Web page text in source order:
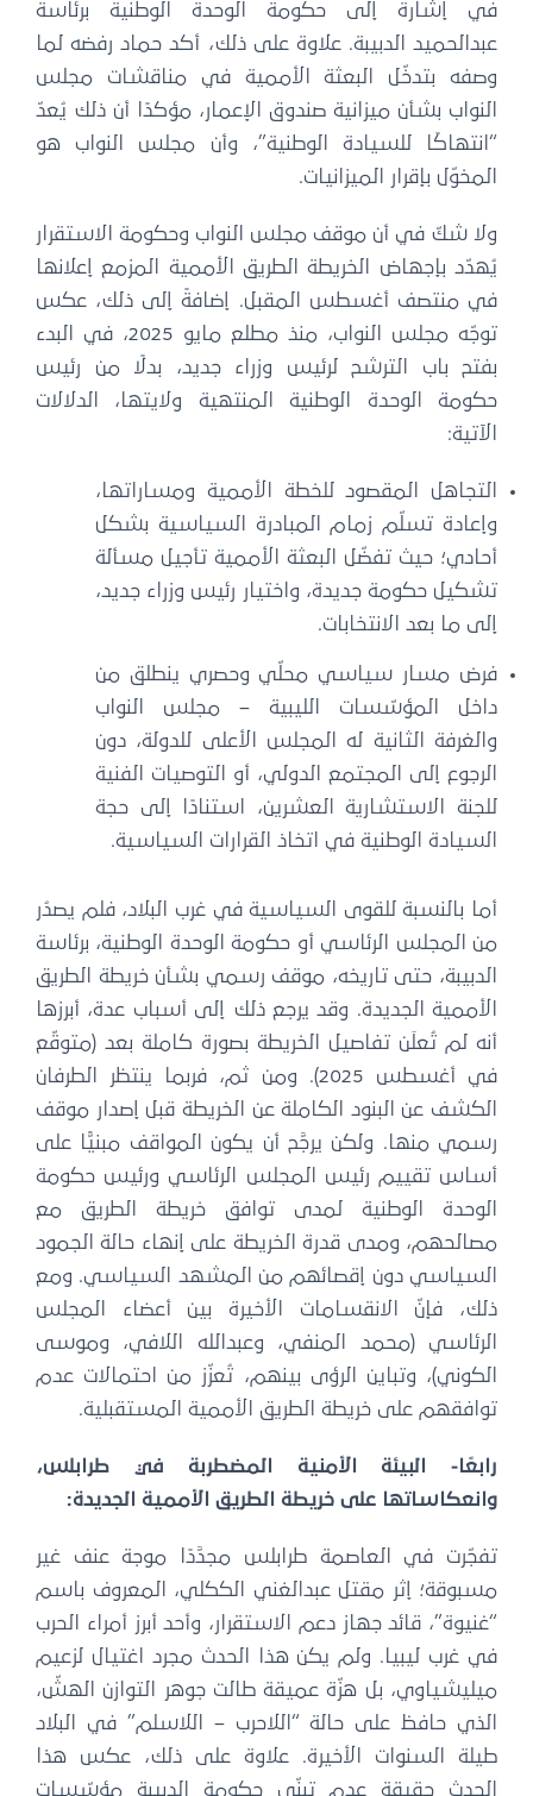
في إشارة إلى حكومة الوحدة الوطنية برئاسة
عبدالحميد الدبيبة. علاوة على ذلك، أكد حماد رفضه لما
وصفه بتدخّل البعثة الأممية في مناقشات مجلس
النواب بشأن ميزانية صندوق الإعمار، مؤكدًا أن ذلك يُعدّ
“انتهاكًا للسيادة الوطنية”، وأن مجلس النواب هو
المخوّل بإقرار الميزانيات.
ولا شكّ في أن موقف مجلس النواب وحكومة الاستقرار
يُهدّد بإجهاض الخريطة الطريق الأممية المزمع إعلانها
في منتصف أغسطس المقبل. إضافةً إلى ذلك، عكس
توجّه مجلس النواب، منذ مطلع مايو 2025، في البدء
بفتح باب الترشح لرئيس وزراء جديد، بدلًا من رئيس
حكومة الوحدة الوطنية المنتهية ولايتها، الدلالات
الآتية:
التجاهل المقصود للخطة الأممية ومساراتها،
وإعادة تسلّم زمام المبادرة السياسية بشكل
أحادي؛ حيث تفضّل البعثة الأممية تأجيل مسألة
تشكيل حكومة جديدة، واختيار رئيس وزراء جديد،
إلى ما بعد الانتخابات.
فرض مسار سياسي محلّي وحصري ينطلق من
داخل المؤسّسات الليبية – مجلس النواب
والغرفة الثانية له المجلس الأعلى للدولة، دون
الرجوع إلى المجتمع الدولي، أو التوصيات الفنية
للجنة الاستشارية العشرين، استنادًا إلى حجة
السيادة الوطنية في اتخاذ القرارات السياسية.
أما بالنسبة للقوى السياسية في غرب البلاد، فلم يصدُر
من المجلس الرئاسي أو حكومة الوحدة الوطنية، برئاسة
الدبيبة، حتى تاريخه، موقف رسمي بشأن خريطة الطريق
الأممية الجديدة. وقد يرجع ذلك إلى أسباب عدة، أبرزها
أنه لم تُعلَن تفاصيل الخريطة بصورة كاملة بعد (متوقّع
في أغسطس 2025). ومن ثم، فربما ينتظر الطرفان
الكشف عن البنود الكاملة عن الخريطة قبل إصدار موقف
رسمي منها. ولكن يرجَّح أن يكون المواقف مبنيًّا على
أساس تقييم رئيس المجلس الرئاسي ورئيس حكومة
الوحدة الوطنية لمدى توافق خريطة الطريق مع
مصالحهم، ومدى قدرة الخريطة على إنهاء حالة الجمود
السياسي دون إقصائهم من المشهد السياسي. ومع
ذلك، فإنّ الانقسامات الأخيرة بين أعضاء المجلس
الرئاسي (محمد المنفي، وعبدالله اللافي، وموسى
الكوني)، وتباين الرؤى بينهم، تُعزّز من احتمالات عدم
توافقهم على خريطة الطريق الأممية المستقبلية.
رابعًا- البيئة الأمنية المضطربة في طرابلس،
وانعكاساتها على خريطة الطريق الأممية الجديدة:
تفجّرت في العاصمة طرابلس مجدَّدًا موجة عنف غير
مسبوقة؛ إثر مقتل عبدالغني الككلي، المعروف باسم
“غنيوة”، قائد جهاز دعم الاستقرار، وأحد أبرز أمراء الحرب
في غرب ليبيا. ولم يكن هذا الحدث مجرد اغتيال لزعيم
ميليشياوي، بل هزّة عميقة طالت جوهر التوازن الهشّ،
الذي حافظ على حالة “اللاحرب – اللاسلم” في البلاد
طيلة السنوات الأخيرة. علاوة على ذلك، عكس هذا
الحدث حقيقة عدم تبنّي حكومة الدبيبة مؤسّسات